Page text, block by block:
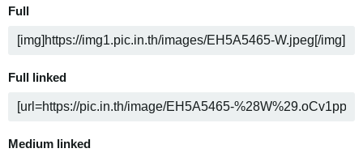
Full
Full linked
Medium linked